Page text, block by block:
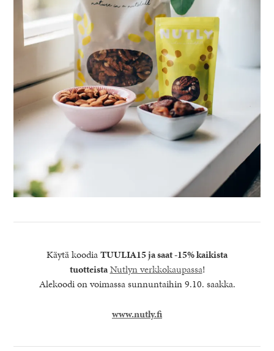
Käytä koodiaTUULIA15 ja saat -15% kaikista
tuotteistaNutlyn verkkokaupassa!
Alekoodi on voimassa sunnuntaihin 9.10. saakka.
www.nutly.fi